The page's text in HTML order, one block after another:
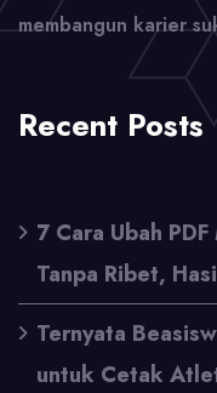
membangun karier
Recent Posts
7 Cara Ubah
Tanpa Ribet,
Ternyata
untuk Cetak